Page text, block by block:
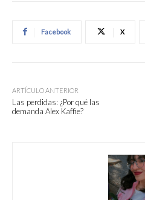
Facebook X
ARTÍCULO ANTERIOR
Las perdidas: ¿Por qué las
demanda Alex Kaffie?